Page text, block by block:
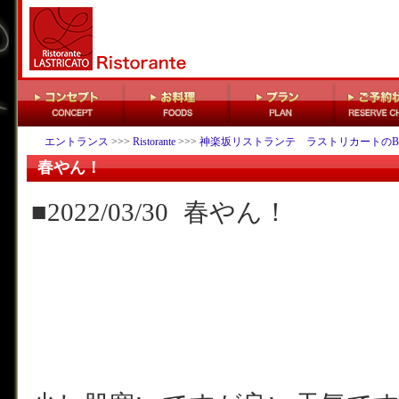
エントランス >>> Ristorante >>> 神楽坂リストランテ ラストリカートの
春やん！
■2022/03/30 春やん！